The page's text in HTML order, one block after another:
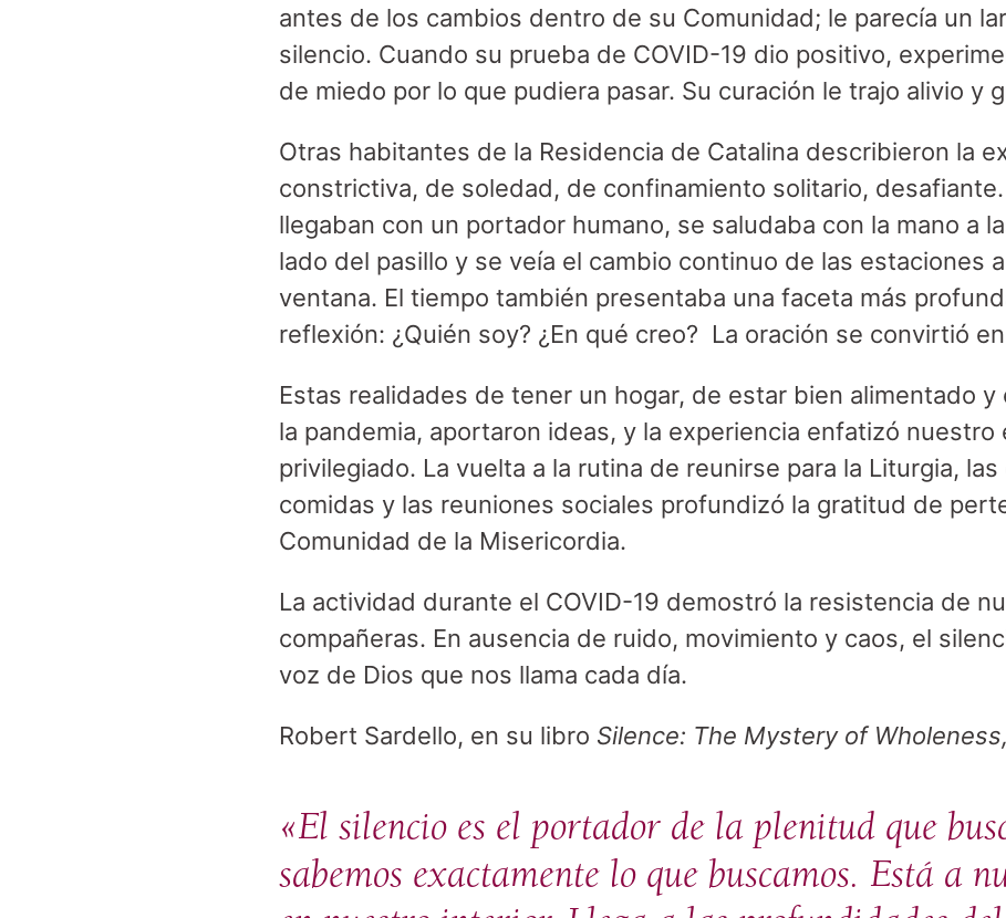
antes de los cambios dentro de su Comunidad; le parecía un
silencio. Cuando su prueba de COVID-19 dio positivo,
de miedo por lo que pudiera pasar. Su curación le trajo alivio y
Otras habitantes de la Residencia de Catalina describieron la
constrictiva, de soledad, de confinamiento solitario,
llegaban con un portador humano, se saludaba con la mano a
lado del pasillo y se veía el cambio continuo de las estaciones
ventana. El tiempo también presentaba una faceta más
reflexión: ¿Quién soy? ¿En qué creo? La oración se convirtió
Estas realidades de tener un hogar, de estar bien alimentado
la pandemia, aportaron ideas, y la experiencia enfatizó nuestro
privilegiado. La vuelta a la rutina de reunirse para la Liturgia,
comidas y las reuniones sociales profundizó la gratitud de
Comunidad de la Misericordia.
La actividad durante el COVID-19 demostró la resistencia de
compañeras. En ausencia de ruido, movimiento y caos, el
voz de Dios que nos llama cada día.
Robert Sardello, en su libro Silence: The Mystery of Wholeness,
«El silencio es el portador de la plenitud que
sabemos exactamente lo que buscamos. Está a